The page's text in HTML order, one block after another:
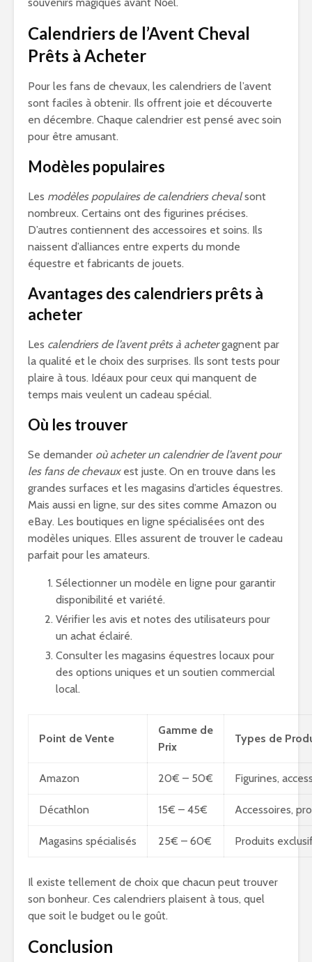
Calendriers de l’Avent Cheval
Prêts à Acheter
Pour les fans de chevaux, les calendriers de l’avent
sont faciles à obtenir. Ils offrent joie et découverte
en décembre. Chaque calendrier est pensé avec soin
pour être amusant.
Modèles populaires
Les modèles populaires de calendriers chevalsont
nombreux. Certains ont des figurines précises.
D’autres contiennent des accessoires et soins. Ils
naissent d’alliances entre experts du monde
équestre et fabricants de jouets.
Avantages des calendriers prêts à
acheter
Les calendriers de l’avent prêts à achetergagnent par
la qualité et le choix des surprises. Ils sont tests pour
plaire à tous. Idéaux pour ceux qui manquent de
temps mais veulent un cadeau spécial.
Où les trouver
Se demander où acheter un calendrier de l’avent pour
les fans de chevauxest juste. On en trouve dans les
grandes surfaces et les magasins d’articles équestres.
Mais aussi en ligne, sur des sites comme Amazon ou
eBay. Les boutiques en ligne spécialisées ont des
modèles uniques. Elles assurent de trouver le cadeau
parfait pour les amateurs.
Sélectionner un modèle en ligne pour garantir
disponibilité et variété.
Vérifier les avis et notes des utilisateurs pour
un achat éclairé.
Consulter les magasins équestres locaux pour
des options uniques et un soutien commercial
local.
Point de Vente
Gamme de
Prix
Types de
Amazon 20€ – 50€ Figurines,
Décathlon 15€ – 45€ Accessoires,
Magasins spécialisés 25€ – 60€ Produits
Il existe tellement de choix que chacun peut trouver
son bonheur. Ces calendriers plaisent à tous, quel
que soit le budget ou le goût.
Conclusion